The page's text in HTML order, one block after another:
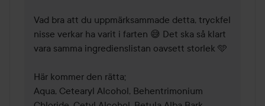
Vad bra att du uppmärksammade detta, tryckfel
nisse verkar ha varit i farten 😅 Det ska så klart
vara samma ingredienslistan oavsett storlek 🩵
Här kommer den rätta;
Aqua, Cetearyl Alcohol, Behentrimonium